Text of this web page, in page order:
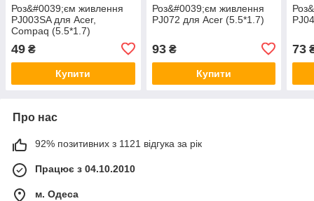
Роз&#0039;єм живлення
PJ003SA для Acer,
Compaq (5.5*1.7)
49 ₴
Купити
Роз&#0039;єм живлення
PJ072 для Acer (5.5*1.7)
93₴
Купити
73
Про нас
92% позитивних з 1121 відгука за рік
Працює з 04.10.2010
м. Одеса